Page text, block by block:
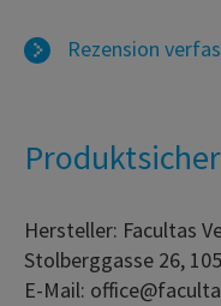
Rezension
Hersteller: Facultas
Stolberggasse 26,
E-Mail: